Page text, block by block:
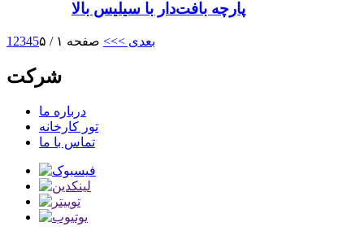
پارچه بافت‌دار با سیلیس بالا
1 2345 بعدی >>> صفحه ۱ / ۵
شرکت
درباره ما
تور کارخانه
تماس با ما